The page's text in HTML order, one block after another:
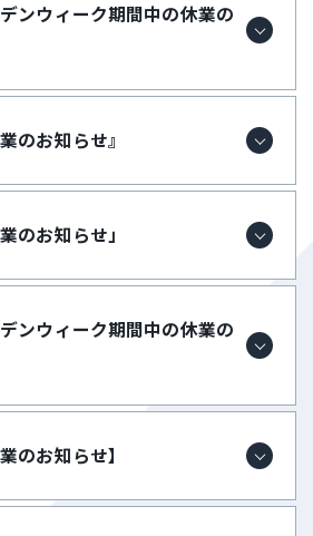
デンウィーク期間中の休業の
のお知らせ』
のお知らせ」
デンウィーク期間中の休業の
のお知らせ】